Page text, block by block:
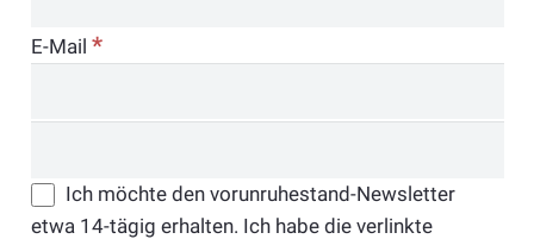
E-Mail *
Ich möchte den vorunruhestand-Newsletter
etwa 14-tägig erhalten. Ich habe die verlinkte